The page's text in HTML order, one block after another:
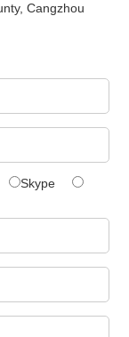
Cangzhou
Skype